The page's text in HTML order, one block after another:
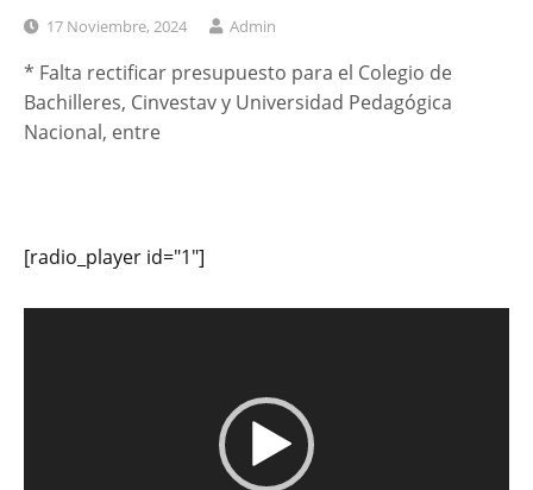
17 Noviembre, 2024 Admin
* Falta rectificar presupuesto para el Colegio de
Bachilleres, Cinvestav y Universidad Pedagógica
Nacional, entre
[radio_player id="1"]